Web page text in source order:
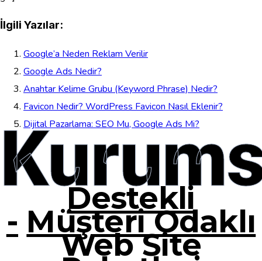
İlgili Yazılar:
Google’a Neden Reklam Verilir
Google Ads Nedir?
Anahtar Kelime Grubu (Keyword Phrase) Nedir?
Favicon Nedir? WordPress Favicon Nasıl Eklenir?
Dijital Pazarlama: SEO Mu, Google Ads Mi?
Destekli
- Müşteri Odaklı
Web Site